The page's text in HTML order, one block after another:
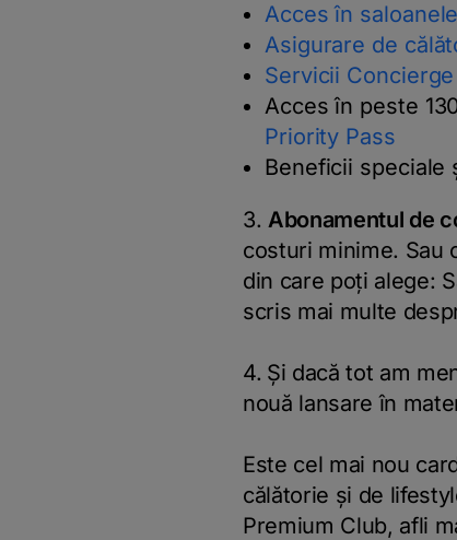
Acces în
Asigurare de
Servicii Concierge
Acces în peste
Priority Pass
Beneficii speciale
3.Abonamentul de
costuri minime. Sau
din care poți alege:
scris mai multe
4. Și dacă tot am
nouă lansare în
Este cel mai nou
călătorie și de
Premium Club, afli